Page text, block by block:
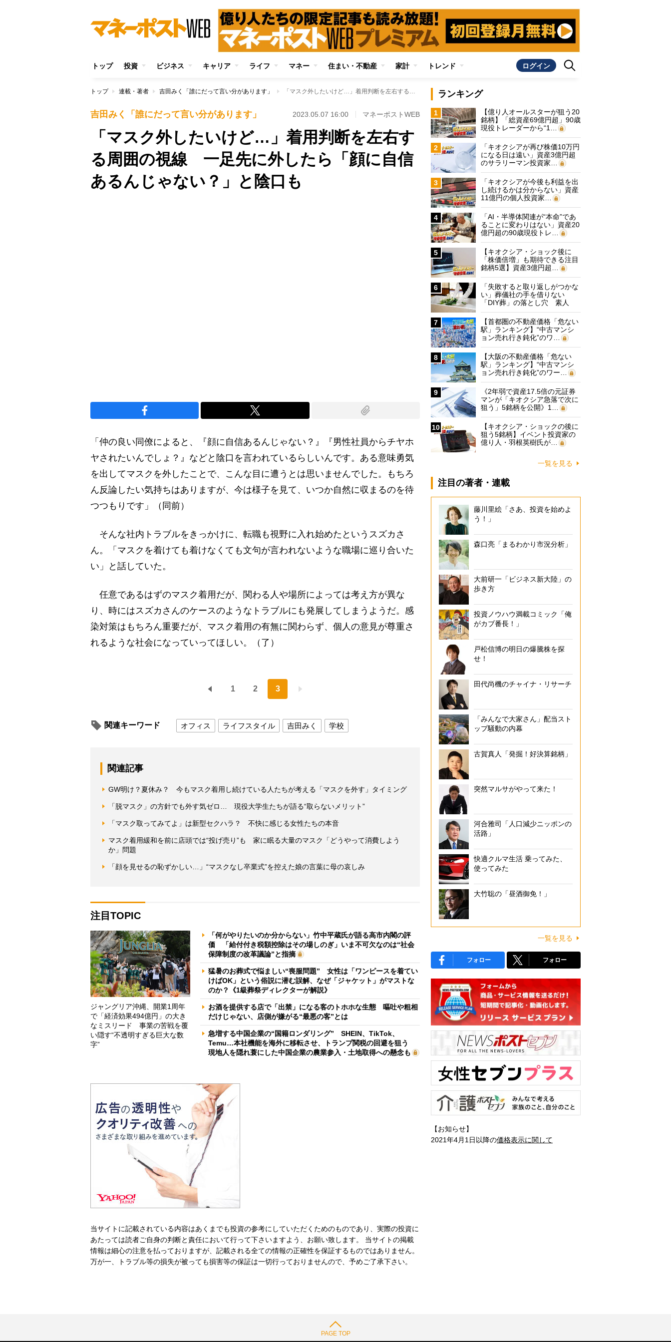
トップ 投資 ビジネス キャリア ライフ マネー 住まい・不動産 家計 トレンド ログイン
トップ 連載・著者 吉田みく「誰にだって言い分があります」 「マスク外したいけど…」着用判断を左右する周囲の視線 一足先に外したら「顔に自信あるんじゃない？」と陰口も
吉田みく「誰にだって言い分があります」 2023.05.07 16:00 マネーポストWEB
「マスク外したいけど…」着用判断を左右す
る周囲の視線 一足先に外したら「顔に自信
あるんじゃない？」と陰口も
「仲の良い同僚によると、『顔に自信あるんじゃない？』『男性社員からチヤホ
ヤされたいんでしょ？』などと陰口を言われているらしいんです。ある意味勇気
を出してマスクを外したことで、こんな目に遭うとは思いませんでした。もちろ
ん反論したい気持ちはありますが、今は様子を見て、いつか自然に収まるのを待
つつもりです」（同前）
そんな社内トラブルをきっかけに、転職も視野に入れ始めたというスズカさ
ん。「マスクを着けても着けなくても文句が言われないような職場に巡り合いた
い」と話していた。
任意であるはずのマスク着用だが、関わる人や場所によっては考え方が異な
り、時にはスズカさんのケースのようなトラブルにも発展してしまうようだ。感
染対策はもちろん重要だが、マスク着用の有無に関わらず、個人の意見が尊重さ
れるような社会になっていってほしい。（了）
1 2 3
関連キーワード オフィス ライフスタイル 吉田みく 学校
関連記事
GW明け？夏休み？ 今もマスク着用し続けている人たちが考える「マスクを外す」タイミング
「脱マスク」の方針でも外す気ゼロ… 現役大学生たちが語る“取らないメリット”
「マスク取ってみてよ」は新型セクハラ？ 不快に感じる女性たちの本音
マスク着用緩和を前に店頭では“投げ売り”も 家に眠る大量のマスク「どうやって消費しよう
か」問題
「顔を見せるの恥ずかしい…」“マスクなし卒業式”を控えた娘の言葉に母の哀しみ
注目TOPIC
ジャングリア沖縄、開業1周年
で「経済効果494億円」の大き
なミスリード 事業の苦戦を覆
い隠す“不透明すぎる巨大な数
字”
「何がやりたいのか分からない」竹中平蔵氏が語る高市内閣の評
価 「給付付き税額控除はその場しのぎ」いま不可欠なのは“社会
保障制度の改革議論”と指摘
猛暑のお葬式で悩ましい“喪服問題” 女性は「ワンピースを着てい
けばOK」という俗説に潜む誤解、なぜ「ジャケット」がマストな
のか？《1級葬祭ディレクターが解説》
お酒を提供する店で「出禁」になる客のトホホな生態 嘔吐や粗相
だけじゃない、店側が嫌がる“最悪の客”とは
急増する中国企業の“国籍ロンダリング” SHEIN、TikTok、
Temu…本社機能を海外に移転させ、トランプ関税の回避を狙う
現地人を隠れ蓑にした中国企業の農業参入・土地取得への懸念も
当サイトに記載されている内容はあくまでも投資の参考にしていただくためのものであり、実際の投資に
あたっては読者ご自身の判断と責任において行って下さいますよう、お願い致します。 当サイトの掲載
情報は細心の注意を払っておりますが、記載される全ての情報の正確性を保証するものではありません。
万が一、トラブル等の損失が被っても損害等の保証は一切行っておりませんので、予めご了承下さい。
ランキング
1
【億り人オールスターが狙う20
銘柄】「総資産69億円超」90歳
現役トレーダーから“1…
2
「キオクシアが再び株価10万円
になる日は遠い」資産3億円超
のサラリーマン投資家…
3
「キオクシアが今後も利益を出
し続けるかは分からない」資産
11億円の個人投資家…
4
「AI・半導体関連が“本命”であ
ることに変わりはない」資産20
億円超の90歳現役トレ…
5
【キオクシア・ショック後に
「株価倍増」も期待できる注目
銘柄5選】資産3億円超…
6
「失敗すると取り返しがつかな
い」葬儀社の手を借りない
「DIY葬」の落とし穴 素人
に…
7
【首都圏の不動産価格「危ない
駅」ランキング】“中古マンシ
ョン売れ行き鈍化”のワ…
8
【大阪の不動産価格「危ない
駅」ランキング】“中古マンシ
ョン売れ行き鈍化”のワー…
9
《2年弱で資産17.5倍の元証券
マンが「キオクシア急落で次に
狙う」5銘柄を公開》1…
10
【キオクシア・ショックの後に
狙う5銘柄】イベント投資家の
億り人・羽根英樹氏が…
一覧を見る
注目の著者・連載
藤川里絵「さあ、投資を始めよ
う！」
森口亮「まるわかり市況分析」
大前研一「ビジネス新大陸」の
歩き方
投資ノウハウ満載コミック「俺
がカブ番長！」
戸松信博の明日の爆騰株を探
せ！
田代尚機のチャイナ・リサーチ
「みんなで大家さん」配当スト
ップ騒動の内幕
古賀真人「発掘！好決算銘柄」
突然マルサがやって来た！
河合雅司「人口減少ニッポンの
活路」
快適クルマ生活 乗ってみた、
使ってみた
大竹聡の「昼酒御免！」
一覧を見る
フォロー フォロー
【お知らせ】
2021年4月1日以降の価格表示に関して
PAGE TOP